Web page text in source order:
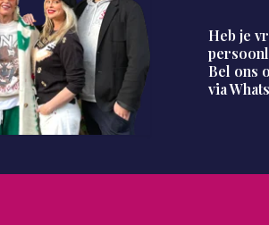
Heb je
Bel ons
via